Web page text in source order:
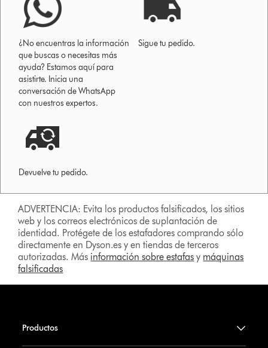
¿No encuentras la información
que buscas o necesitas más
ayuda? Estamos aquí para
asistirte. Inicia una
conversación de WhatsApp
con nuestros expertos.
Sigue tu pedido.
Devuelve tu pedido.
ADVERTENCIA: Evita los productos falsificados, los sitios
web y los correos electrónicos de suplantación de
identidad. Protégete de los estafadores comprando sólo
directamente en Dyson.es y en tiendas de terceros
autorizadas. Más información sobre estafas y máquinas
falsificadas
Productos